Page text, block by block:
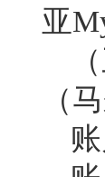
亚
（
（